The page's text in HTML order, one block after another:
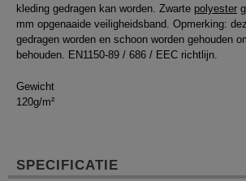
kleding gedragen kan worden. Zwarte polyester
mm opgenaaide veiligheidsband. Opmerking:
gedragen worden en schoon worden gehouden
behouden. EN1150-89 / 686 / EEC richtlijn.
Gewicht
120g/m²
SPECIFICATIE